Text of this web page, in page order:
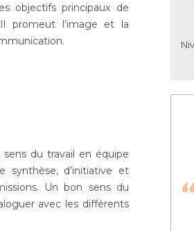
objectifs principaux de
promeut l’image et la
du travail en équipe
synthèse, d’initiative et
Un bon sens du
avec les différents